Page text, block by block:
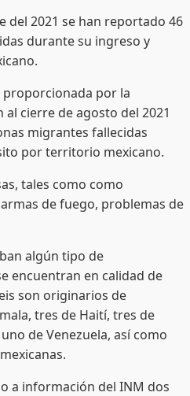
del 2021 se han reportado 46
durante su ingreso y
por la
cierre de agosto del 2021
migrantes fallecidas
por territorio mexicano.
tales como como
de fuego, problemas de
algún tipo de
encuentran en calidad de
son originarios de
tres de Haití, tres de
de Venezuela, así como
a información del INM dos